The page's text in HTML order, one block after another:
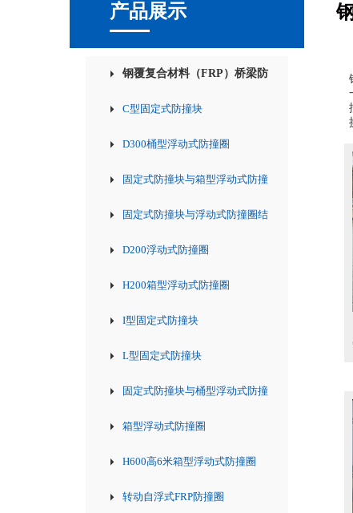
产品展示
钢覆复合材料（FRP）桥梁防
撞产品
C型固定式防撞块
D300桶型浮动式防撞圈
固定式防撞块与箱型浮动式防撞
圈结合型
固定式防撞块与浮动式防撞圈结
合型
D200浮动式防撞圈
H200箱型浮动式防撞圈
I型固定式防撞块
L型固定式防撞块
固定式防撞块与桶型浮动式防撞
圈结合型
箱型浮动式防撞圈
H600高6米箱型浮动式防撞圈
转动自浮式FRP防撞圈